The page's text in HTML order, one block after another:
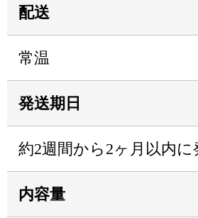
配送
常温
発送期日
約2週間から2ヶ月以内に
内容量